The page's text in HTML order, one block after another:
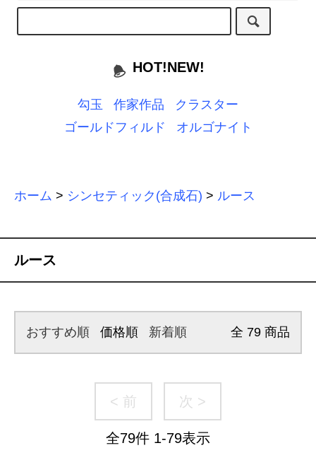
HOT!NEW!
勾玉 作家作品
クラスター
ゴールドフィルド
オルゴナイト
ホーム > シンセティック(合成石) > ルース
ルース
おすすめ順 価格順 新着順 全 79 商品
< 前 次 >
全79件 1-79表示